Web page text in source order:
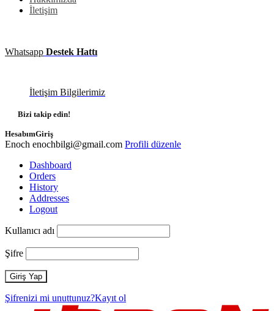
İletişim
Whatsapp Destek Hattı
İletişim Bilgilerimiz
Bizi takip edin!
HesabımGiriş
Enoch enochbilgi@gmail.com Profili düzenle
Dashboard
Orders
History
Addresses
Logout
Kullanıcı adı
Şifre
Şifrenizi mi unuttunuz?Kayıt ol